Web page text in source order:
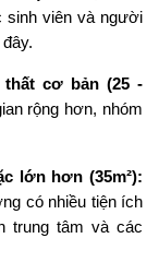
sinh viên và người
thất cơ bản (25 -
rộng hơn, nhóm
lớn hơn (35m²):
có nhiều tiện ích
trung tâm và các